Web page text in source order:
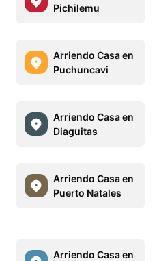
Pichilemu
Arriendo Casa en
Puchuncavi
Arriendo Casa en
Diaguitas
Arriendo Casa en
Puerto Natales
Arriendo Casa en